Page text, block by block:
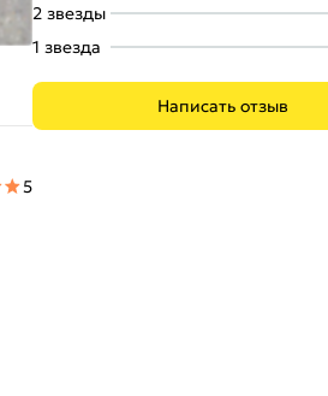
5
2 звезды
1 звезда
Написать отзыв